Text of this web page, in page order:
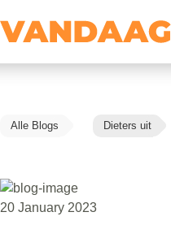
Alle Blogs Dieters uit
20 January 2023